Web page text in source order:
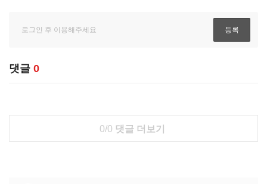
댓글 0
0/0 댓글 더보기